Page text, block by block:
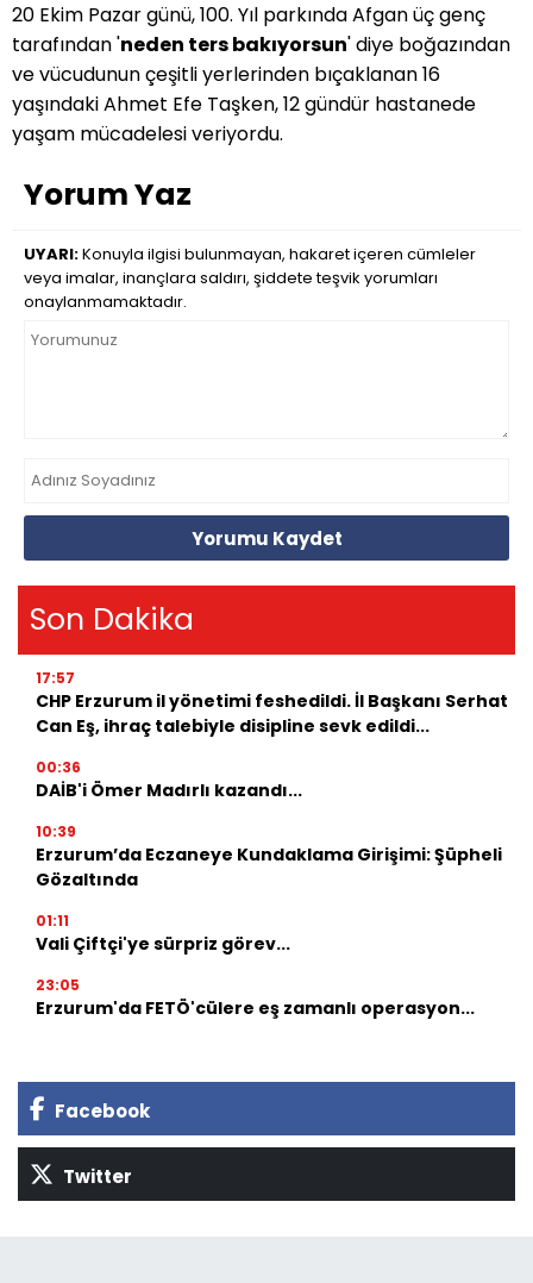
20 Ekim Pazar günü, 100. Yıl parkında Afgan üç genç
tarafından 'neden ters bakıyorsun' diye boğazından
ve vücudunun çeşitli yerlerinden bıçaklanan 16
yaşındaki Ahmet Efe Taşken, 12 gündür hastanede
yaşam mücadelesi veriyordu.
Yorum Yaz
UYARI:Konuyla ilgisi bulunmayan, hakaret içeren cümleler
veya imalar, inançlara saldırı, şiddete teşvik yorumları
onaylanmamaktadır.
Yorumu Kaydet
Son Dakika
17:57
CHP Erzurum il yönetimi feshedildi. İl Başkanı Serhat
Can Eş, ihraç talebiyle disipline sevk edildi...
00:36
DAİB'i Ömer Madırlı kazandı...
10:39
Erzurum’da Eczaneye Kundaklama Girişimi: Şüpheli
Gözaltında
01:11
Vali Çiftçi'ye sürpriz görev...
23:05
Erzurum'da FETÖ'cülere eş zamanlı operasyon...
Facebook
Twitter